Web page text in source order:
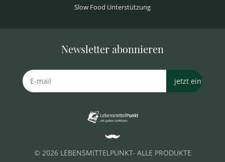
Slow Food Unterstützung
Newsletter abonnieren
© 2026 LEBENSMITTELPUNKT- ALLE PRODUKTE